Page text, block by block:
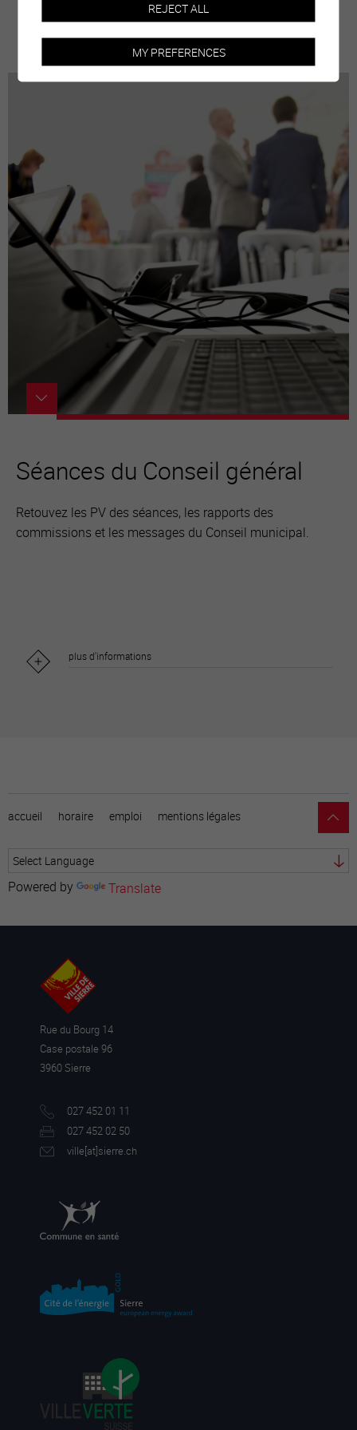
Séances du Conseil général
Retouvez les PV des séances, les rapports des
commissions et les messages du Conseil municipal.
plus d'informations
accueil horaire emploi mentions légales
Powered by Translate
Rue du Bourg 14
Case postale 96
3960 Sierre
027 452 01 11
027 452 02 50
ville[at]sierre.ch
REJECT ALL
MY PREFERENCES